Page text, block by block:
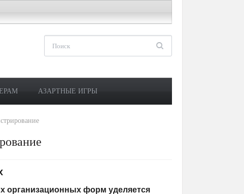
АЗАРТНЫЕ ИГРЫ
форм уделяется